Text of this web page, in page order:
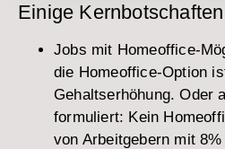
Einige
Jobs mit Homeoffice-
die Homeoffice-Option
Gehaltserhöhung. Oder
formuliert: Kein
von Arbeitgebern mit